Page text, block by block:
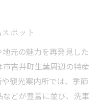
ポット
元の魅力を再発見した
吉井町生葉周辺の特産
観光案内所では、季節
どが豊富に並び、洗車